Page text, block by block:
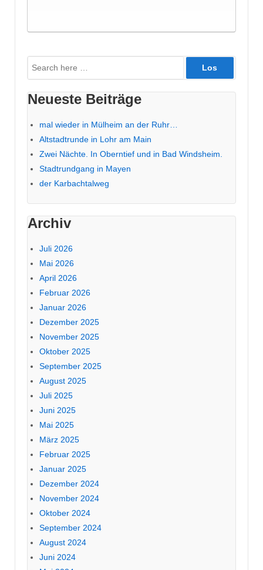
Suche
nach:
Neueste Beiträge
mal wieder in Mülheim an der Ruhr…
Altstadtrunde in Lohr am Main
Zwei Nächte. In Oberntief und in Bad Windsheim.
Stadtrundgang in Mayen
der Karbachtalweg
Archiv
Juli 2026
Mai 2026
April 2026
Februar 2026
Januar 2026
Dezember 2025
November 2025
Oktober 2025
September 2025
August 2025
Juli 2025
Juni 2025
Mai 2025
März 2025
Februar 2025
Januar 2025
Dezember 2024
November 2024
Oktober 2024
September 2024
August 2024
Juni 2024